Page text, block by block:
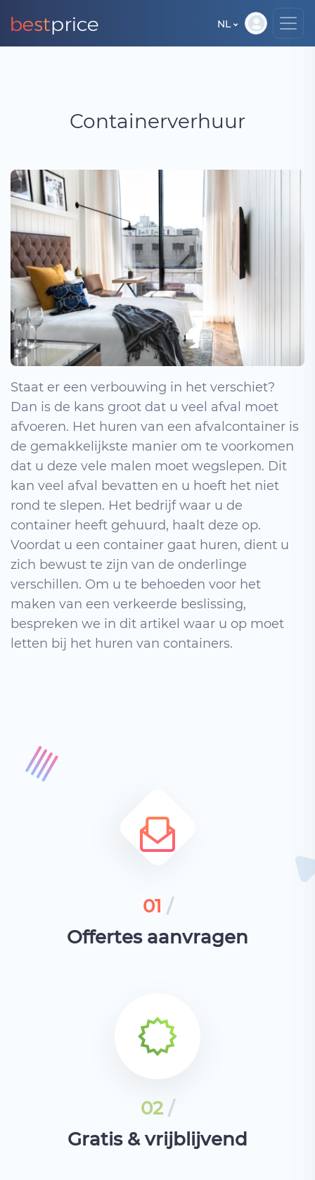
NL
Containerverhuur
Staat er een verbouwing in het verschiet?
Dan is de kans groot dat u veel afval moet
afvoeren. Het huren van een afvalcontainer is
de gemakkelijkste manier om te voorkomen
dat u deze vele malen moet wegslepen. Dit
kan veel afval bevatten en u hoeft het niet
rond te slepen. Het bedrijf waar u de
container heeft gehuurd, haalt deze op.
Voordat u een container gaat huren, dient u
zich bewust te zijn van de onderlinge
verschillen. Om u te behoeden voor het
maken van een verkeerde beslissing,
bespreken we in dit artikel waar u op moet
letten bij het huren van containers.
01 /
Offertes aanvragen
02 /
Gratis & vrijblijvend